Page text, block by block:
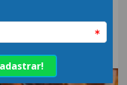
curso de